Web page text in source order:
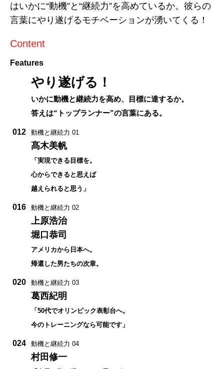
はいかに“動機”と“継続力”を高めているか。彼らの
言葉にやり遂げるモチベーションが湧いてくる！
Content
Features
やり遂げる！
いかに動機と継続力を高め、目標に達するか。
答えは“トップランナー”の言葉にある。
012 動機と継続力 01
髙木美帆
「実現できる目標を。
心からできると思えば
越えられると思う」
016 動機と継続力 02
上原浩治
堀口恭司
アメリカから日本へ。
帰還した男たちの次章。
020 動機と継続力 03
葛西紀明
「50代でオリンピック表彰台へ。
今のトレーニングなら可能です」
024 動機と継続力 04
村田修一